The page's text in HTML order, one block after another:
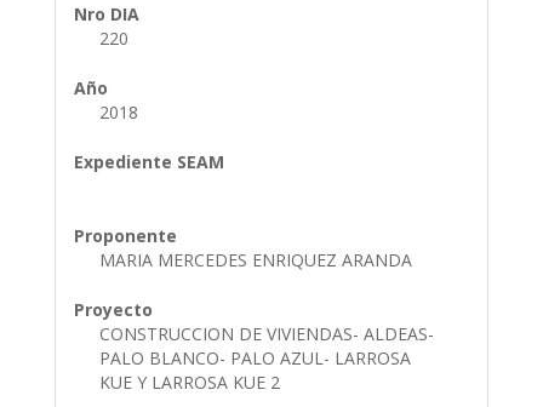
Nro DIA
220
Año
2018
Expediente SEAM
Proponente
MARIA MERCEDES ENRIQUEZ ARANDA
Proyecto
CONSTRUCCION DE VIVIENDAS- ALDEAS-
PALO BLANCO- PALO AZUL- LARROSA
KUE Y LARROSA KUE 2